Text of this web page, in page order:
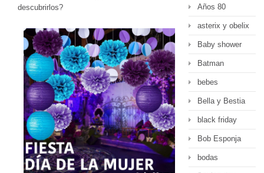
descubrirlos?
Años 80
asterix y obelix
Baby shower
Batman
bebes
Bella y Bestia
black friday
Bob Esponja
bodas